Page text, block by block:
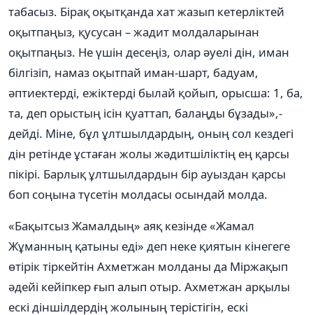
табасыз. Бірақ оқытқанда хат жазып кетерліктей
оқытпаңыз, қусусан – жадит молдаларынан
оқытпаңыз. Не үшін десеңіз, олар əуелі дін, иман
білгізіп, намаз оқытпай иман-шарт, бадуам,
əптиектерді, ежіктерді былай қойып, орысша: 1, ба,
та, деп орыстың ісін қуаттап, балаңды бұзады»,-
дейді. Міне, бұл ұлтшылдардың, оның сол кездегі
дін ретінде ұстаған жолы жəдитшіліктің ең қарсы
пікірі. Барлық ұлтшылдардын бір ауыздан қарсы
боп соңына түсетін молдасы осындай молда.
«Бақытсыз Жамалдың» аяқ кезінде «Жамал
Жұманның қатыны еді» деп неке қиятын кінегеге
өтірік тіркейтін Ахметжан молданы да Міржақып
əдейі кейіпкер ғып алып отыр. Ахметжан арқылы
ескі діншілдердің жолының терістігін, ескі